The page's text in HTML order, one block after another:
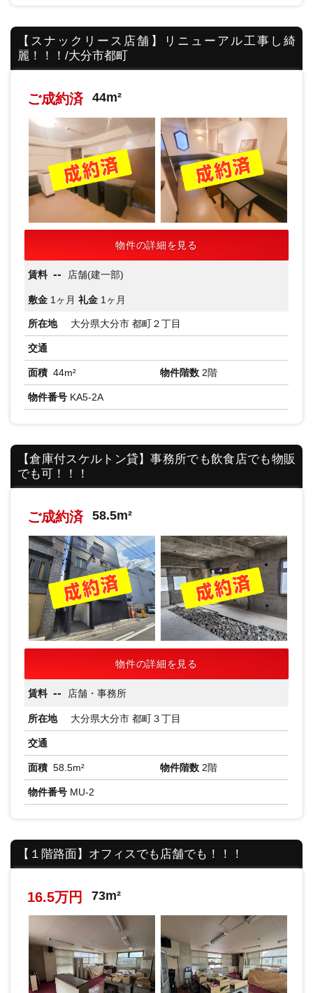
【スナックリース店舗】リニューアル工事し綺
麗！！！/大分市都町
ご成約済 44m²
物件の詳細を見る
賃料 -- 店舗(建一部)
敷金 1ヶ月 礼金 1ヶ月
所在地 大分県大分市 都町２丁目
交通
面積 44m² 物件階数 2階
物件番号 KA5-2A
【倉庫付スケルトン貸】事務所でも飲食店でも物販
でも可！！！
ご成約済 58.5m²
物件の詳細を見る
賃料 -- 店舗・事務所
所在地 大分県大分市 都町３丁目
交通
面積 58.5m² 物件階数 2階
物件番号 MU-2
【１階路面】オフィスでも店舗でも！！！
16.5万円 73m²